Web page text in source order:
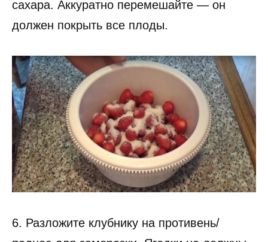
сахара. Аккуратно перемешайте — он
должен покрыть все плоды.
6. Разложите клубнику на противень/